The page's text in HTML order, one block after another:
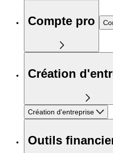
Compte pro
Création
Création d'entreprise
Outils